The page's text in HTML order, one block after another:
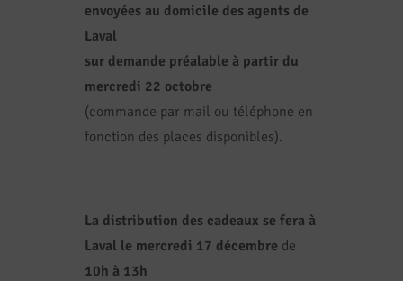
envoyées au domicile des agents de
Laval
sur demande préalable à partir du
mercredi 22 octobre
(commande par mail ou téléphone en
fonction des places disponibles).
La distribution des cadeaux se fera à
Laval le mercredi 17 décembre de
10h à 13h